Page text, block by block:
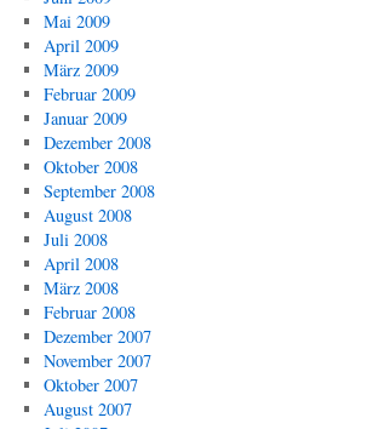
Mai 2009
April 2009
März 2009
Februar 2009
Januar 2009
Dezember 2008
Oktober 2008
September 2008
August 2008
Juli 2008
April 2008
März 2008
Februar 2008
Dezember 2007
November 2007
Oktober 2007
August 2007